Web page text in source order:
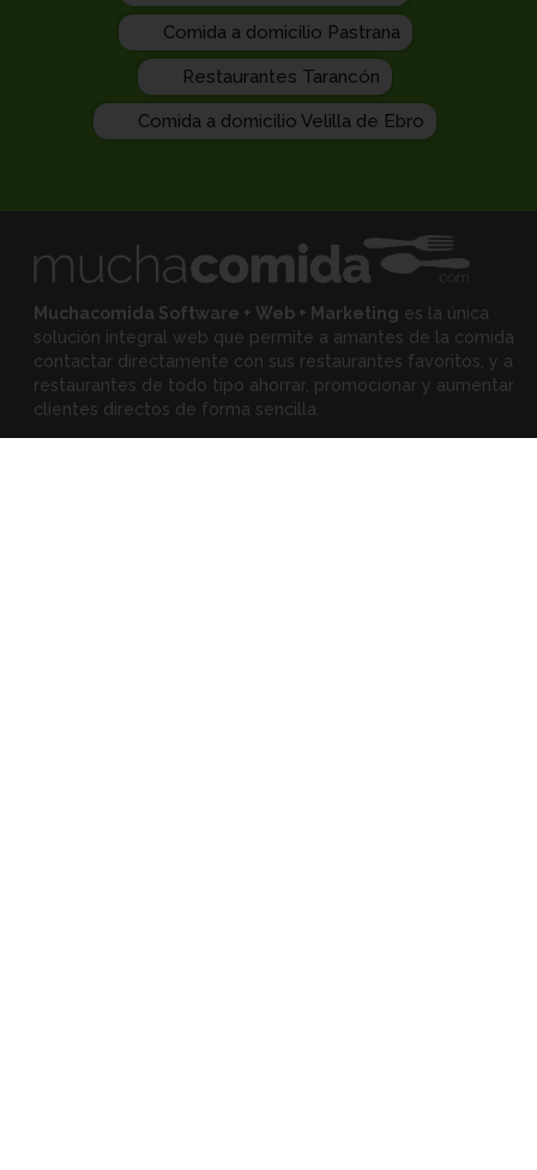
Comida a domicilio Pastrana
Restaurantes Tarancón
Comida a domicilio Velilla de Ebro
Muchacomida Software + Web + Marketing es la única
solución integral web que permite a amantes de la comida
contactar directamente con sus restaurantes favoritos, y a
restaurantes de todo tipo ahorrar, promocionar y aumentar
clientes directos de forma sencilla.